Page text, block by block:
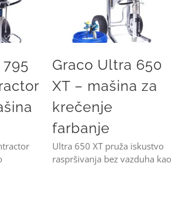
Graco Ultra 650
XT – mašina za
krečenje
farbanje
Ultra 650 XT pruža iskustvo
raspršivanja bez vazduha kao